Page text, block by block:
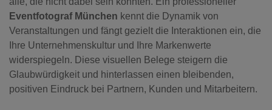
Eventfotograf München kennt die Dynamik von
Veranstaltungen und fängt gezielt die Interaktionen ein, die
Ihre Unternehmenskultur und Ihre Markenwerte
widerspiegeln. Diese visuellen Belege steigern die
Glaubwürdigkeit und hinterlassen einen bleibenden,
positiven Eindruck bei Partnern, Kunden und Mitarbeitern.